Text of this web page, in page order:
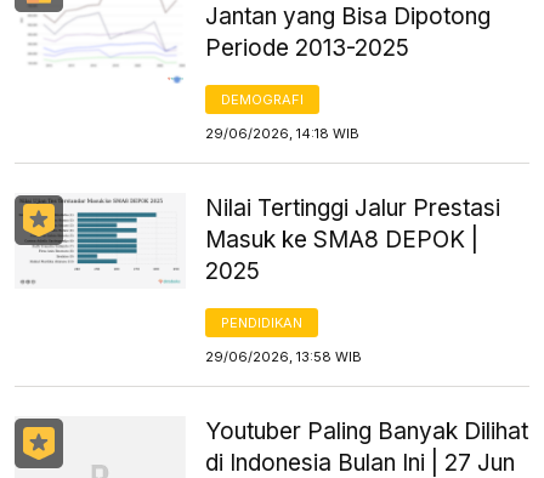
Jantan yang Bisa Dipotong
Periode 2013-2025
DEMOGRAFI
29/06/2026, 14:18 WIB
Nilai Tertinggi Jalur Prestasi
Masuk ke SMA8 DEPOK |
2025
PENDIDIKAN
29/06/2026, 13:58 WIB
Youtuber Paling Banyak Dilihat
di Indonesia Bulan Ini | 27 Jun